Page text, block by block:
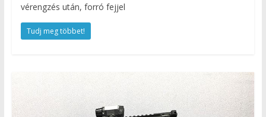
vérengzés után, forró fejjel
Tudj meg többet!